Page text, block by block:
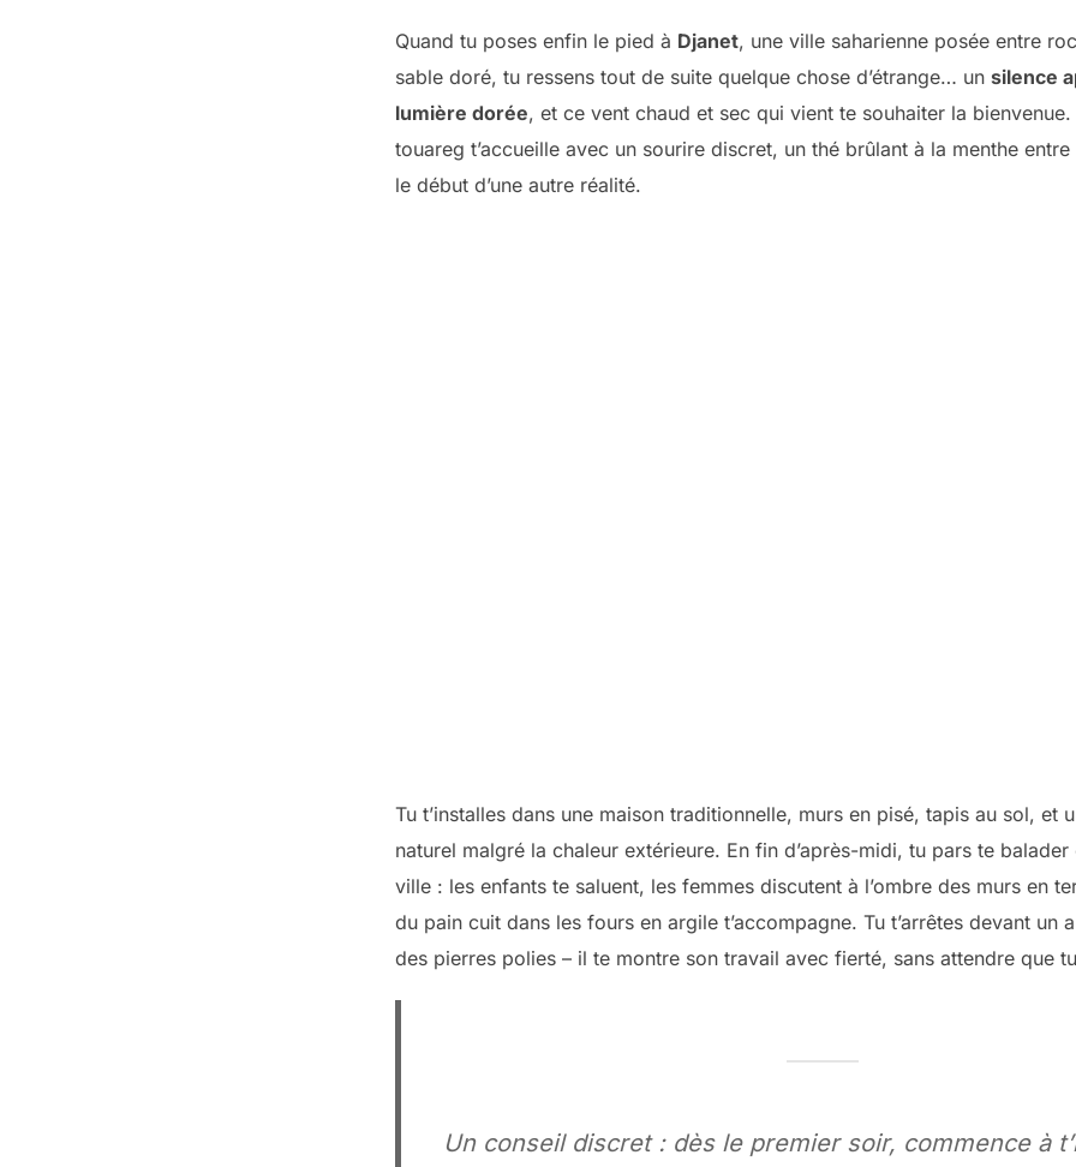
Quand tu poses enfin le pied à Djanet, une ville saharienne posée entre
sable doré, tu ressens tout de suite quelque chose d’étrange… un silence
lumière dorée, et ce vent chaud et sec qui vient te souhaiter la
touareg t’accueille avec un sourire discret, un thé brûlant à la menthe entre
le début d’une autre réalité.
Tu t’installes dans une maison traditionnelle, murs en pisé, tapis au sol, et
naturel malgré la chaleur extérieure. En fin d’après-midi, tu pars te
ville : les enfants te saluent, les femmes discutent à l’ombre des murs en
du pain cuit dans les fours en argile t’accompagne. Tu t’arrêtes devant un
des pierres polies – il te montre son travail avec fierté, sans attendre que
Un conseil discret : dès le premier soir, commence à